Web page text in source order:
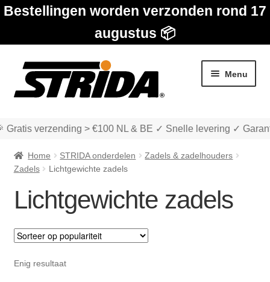
Bestellingen worden verzonden rond 17
augustus 📦
Ga
door
naar
Ga
naar
de
Menu
Winkel
Over STRIDA
Zakelijk
Gratis verzending > €100 NL & BE ✓ Snelle levering ✓
Home STRIDA onderdelen
Zadels & zadelhouders
Zadels
Lichtgewichte zadels
Lichtgewichte zadels
Enig resultaat